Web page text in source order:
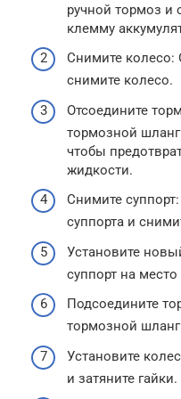
ручной тормоз и
клемму
Снимите колесо:
снимите колесо.
Отсоедините
тормозной шланг
чтобы
жидкости.
Снимите
суппорта и
Установите
суппорт на
Подсоедините
тормозной
Установите
и затяните гайки.